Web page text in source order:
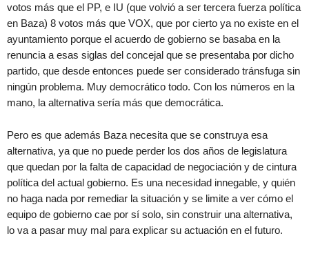
votos más que el PP, e IU (que volvió a ser tercera fuerza política
en Baza) 8 votos más que VOX, que por cierto ya no existe en el
ayuntamiento porque el acuerdo de gobierno se basaba en la
renuncia a esas siglas del concejal que se presentaba por dicho
partido, que desde entonces puede ser considerado tránsfuga sin
ningún problema. Muy democrático todo. Con los números en la
mano, la alternativa sería más que democrática.
Pero es que además Baza necesita que se construya esa
alternativa, ya que no puede perder los dos años de legislatura
que quedan por la falta de capacidad de negociación y de cintura
política del actual gobierno. Es una necesidad innegable, y quién
no haga nada por remediar la situación y se limite a ver cómo el
equipo de gobierno cae por sí solo, sin construir una alternativa,
lo va a pasar muy mal para explicar su actuación en el futuro.